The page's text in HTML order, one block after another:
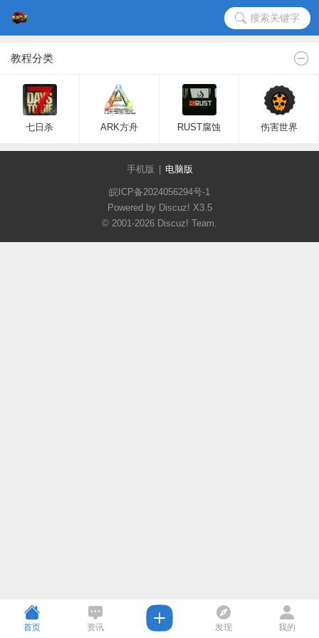
搜索关键字
教程分类
七日杀 ARK方舟 RUST腐蚀 伤害世界
手机版 电脑版
皖ICP备2024056294号-1
Powered by Discuz! X3.5
© 2001-2026 Discuz! Team.
首页 资讯 发现 我的